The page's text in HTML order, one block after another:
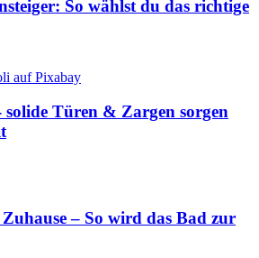
So wählst du das richtige
Türen & Zargen sorgen
– So wird das Bad zur